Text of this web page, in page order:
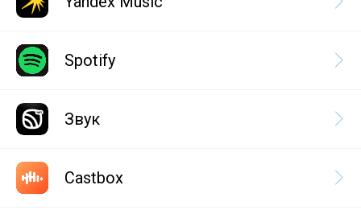
Spotify
Звук
Castbox